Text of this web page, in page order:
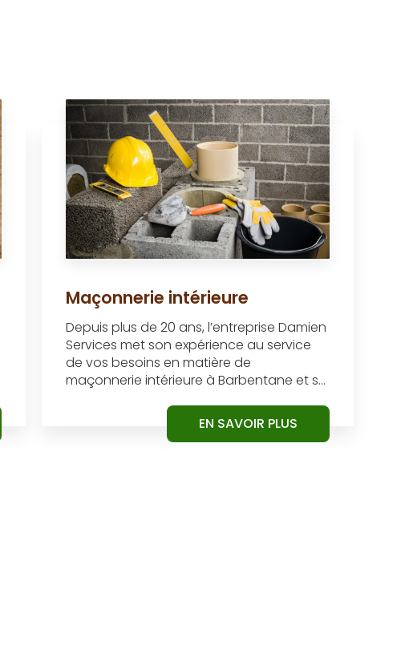
Maçonnerie intérieure
Depuis plus de 20 ans, l’entreprise Damien
Services met son expérience au service
de vos besoins en matière de
maçonnerie intérieure à Barbentane et s...
EN SAVOIR PLUS